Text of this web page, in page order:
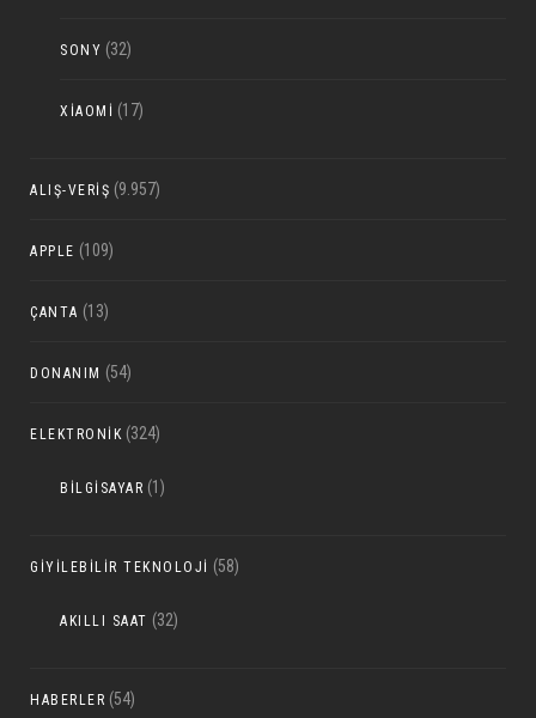
SONY (32)
XIAOMI (17)
ALIŞ-VERIŞ (9.957)
APPLE (109)
ÇANTA (13)
DONANIM (54)
ELEKTRONIK (324)
BILGISAYAR (1)
GIYILEBILIR TEKNOLOJI (58)
AKILLI SAAT (32)
HABERLER (54)